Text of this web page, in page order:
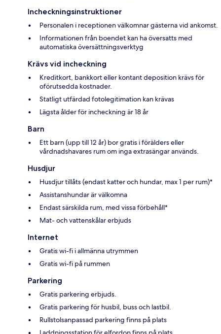
Incheckningsinstruktioner
Personalen i receptionen välkomnar gästerna vid ankomst.
Informationen från boendet kan ha översatts med
automatiska översättningsverktyg
Krävs vid incheckning
Kreditkort, bankkort eller kontant deposition krävs för
oförutsedda kostnader.
Statligt utfärdad fotolegitimation kan krävas
Lägsta ålder för incheckning är 18 år
Barn
Ett barn (upp till 12 år) bor gratis i förälders eller
vårdnadshavares rum om inga extrasängar används.
Husdjur
Husdjur tillåts (endast katter och hundar, max 1 per rum)*
Assistanshundar är välkomna
Endast särskilda rum, med vissa förbehåll*
Mat- och vattenskålar erbjuds
Internet
Gratis wi-fi i allmänna utrymmen
Gratis wi-fi på rummen
Parkering
Gratis parkering erbjuds.
Gratis parkering för husbil, buss och lastbil.
Rullstolsanpassad parkering finns på plats